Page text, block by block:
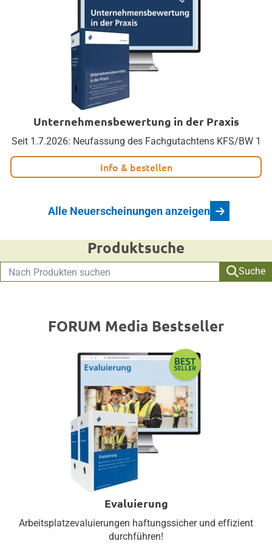
Unternehmensbewertung in der Praxis
Seit 1.7.2026: Neufassung des Fachgutachtens KFS/BW 1
Info & bestellen
Alle Neuerscheinungen anzeigen
Produktsuche
Suche
FORUM Media Bestseller
Evaluierung
Arbeitsplatzevaluierungen haftungssicher und effizient
durchführen!